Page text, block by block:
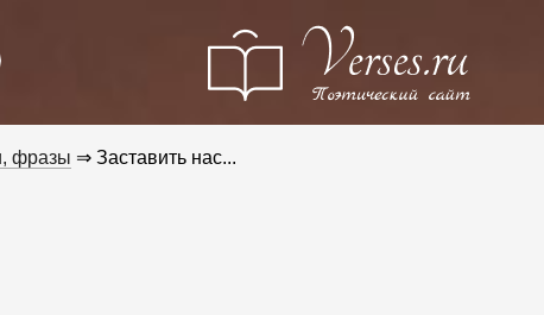
фразы ⇒ Заставить нас...